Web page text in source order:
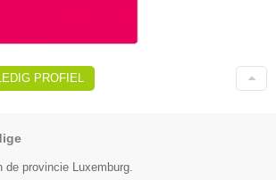
PROFIEL
de provincie Luxemburg.